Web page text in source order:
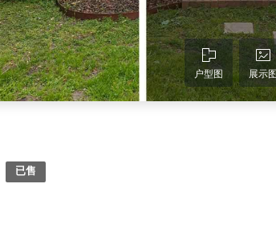
户型图 展示图
已售